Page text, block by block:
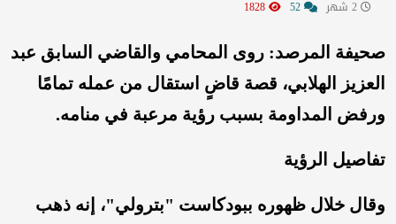
صحيفة المرصد: روى المحامي والقاضي السابق عبد
العزيز الهلابي، قصة قاضٍ استقال من عمله تمامًا
ورفض المداومة بسبب رؤية مرعبة في منامه.
تفاصيل الرؤية
وقال خلال ظهوره ببودكاست "بترولي"، إنه ذهب